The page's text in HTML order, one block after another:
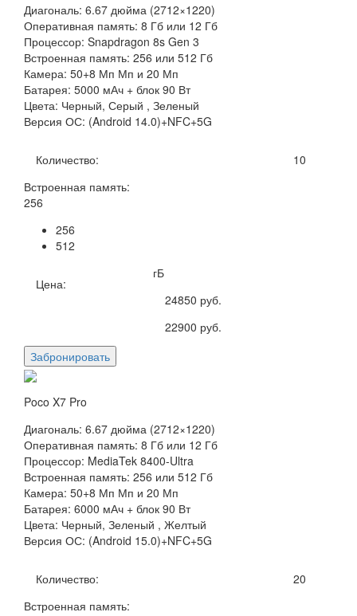
Диагональ: 6.67 дюйма (2712×1220)
Оперативная память: 8 Гб или 12 Гб
Процессор: Snapdragon 8s Gen 3
Встроенная память: 256 или 512 Гб
Камера: 50+8 Мп Мп и 20 Мп
Батарея: 5000 мАч + блок 90 Вт
Цвета: Черный, Серый , Зеленый
Версия ОС: (Android 14.0)+NFC+5G
Количество:
10
Встроенная память:
256
256
512
гБ
Цена:
24850 руб.
22900 руб.
Забронировать
Poco X7 Pro
Диагональ: 6.67 дюйма (2712×1220)
Оперативная память: 8 Гб или 12 Гб
Процессор: MediaTek 8400-Ultra
Встроенная память: 256 или 512 Гб
Камера: 50+8 Мп Мп и 20 Мп
Батарея: 6000 мАч + блок 90 Вт
Цвета: Черный, Зеленый , Желтый
Версия ОС: (Android 15.0)+NFC+5G
Количество:
20
Встроенная память: